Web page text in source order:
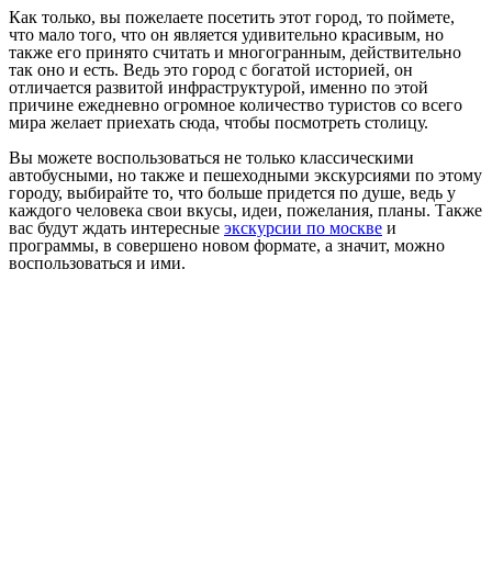
Как только, вы пожелаете посетить этот город, то поймете,
что мало того, что он является удивительно красивым, но
также его принято считать и многогранным, действительно
так оно и есть. Ведь это город с богатой историей, он
отличается развитой инфраструктурой, именно по этой
причине ежедневно огромное количество туристов со всего
мира желает приехать сюда, чтобы посмотреть столицу.
Вы можете воспользоваться не только классическими
автобусными, но также и пешеходными экскурсиями по этому
городу, выбирайте то, что больше придется по душе, ведь у
каждого человека свои вкусы, идеи, пожелания, планы. Также
вас будут ждать интересные экскурсии по москве и
программы, в совершено новом формате, а значит, можно
воспользоваться и ими.